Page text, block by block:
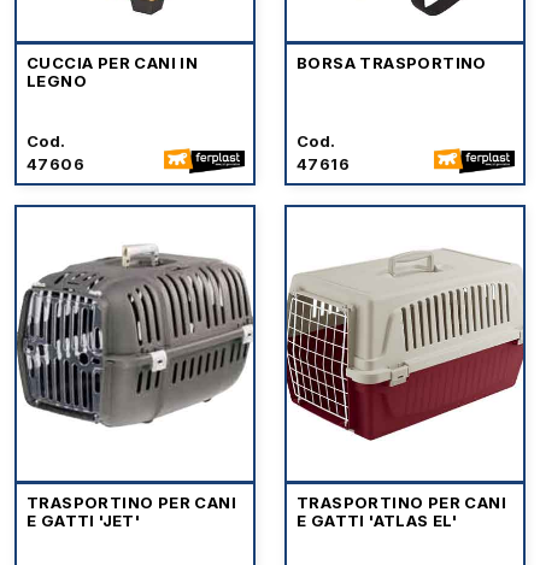
CUCCIA PER CANI IN
LEGNO
Cod.
47606
BORSA TRASPORTINO
Cod.
47616
TRASPORTINO PER CANI
E GATTI 'JET'
TRASPORTINO PER CANI
E GATTI 'ATLAS EL'